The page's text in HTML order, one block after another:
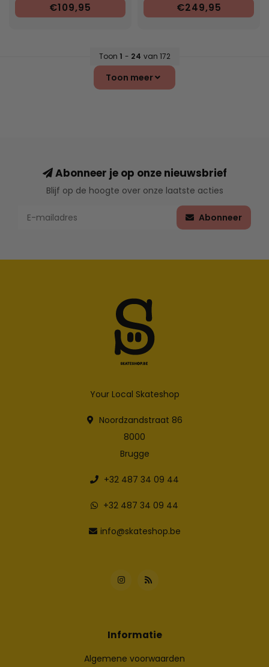
€109,95 €249,95
Toon 1 - 24 van 172
Toon meer
Abonneer je op onze nieuwsbrief
Blijf op de hoogte over onze laatste acties
Abonneer
Your Local Skateshop
Noordzandstraat 86
8000
Brugge
+32 487 34 09 44
+32 487 34 09 44
info@skateshop.be
Informatie
Algemene voorwaarden